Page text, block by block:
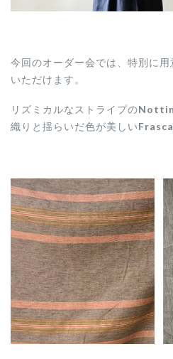
今回のオーダー会では、特別に
いただけます。
リズミカルなストライプの
織りと揺らいだ色が美しい